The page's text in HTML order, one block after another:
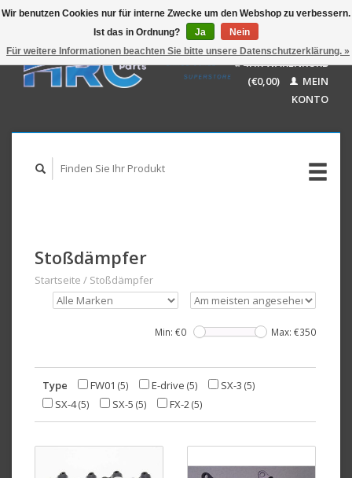
GBP
USD
AUD
Deutsch
English
IHR WARENKORB
(€0,00)
MEIN
KONTO
Stoßdämpfer
Startseite / Stoßdämpfer
Min: €0 Max: €350
Type FW01 (5) E-drive (5) SX-3 (5)
SX-4(5) SX-5 (5) FX-2(5)
Wir benutzen Cookies nur für interne Zwecke um den Webshop zu verbessern.
Ist das in Ordnung?
Ja
Nein
Für weitere Informationen beachten Sie bitte unsere Datenschutzerklärung. »